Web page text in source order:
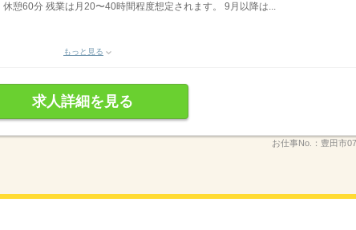
60分 残業は月20〜40時間程度想定されます。 9月以降は...
もっと見る
求人詳細を見る
お仕事No.： 豊田市